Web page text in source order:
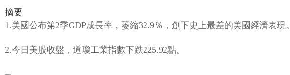
摘要
1.美國公布第2季GDP成長率，萎縮32.9％，創下史上最差的美國經濟表現。
2.今日美股收盤，道瓊工業指數下跌225.92點。